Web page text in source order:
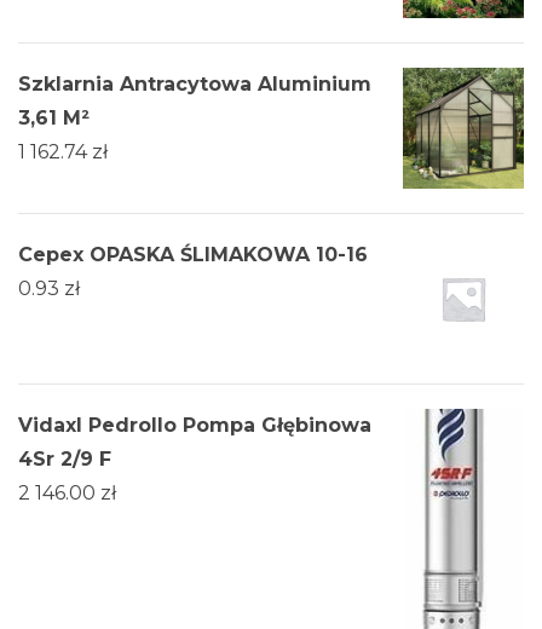
Szklarnia Antracytowa Aluminium
3,61 M²
1 162.74 zł
Cepex OPASKA ŚLIMAKOWA 10-16
0.93 zł
Vidaxl Pedrollo Pompa Głębinowa
4Sr 2/9 F
2 146.00 zł